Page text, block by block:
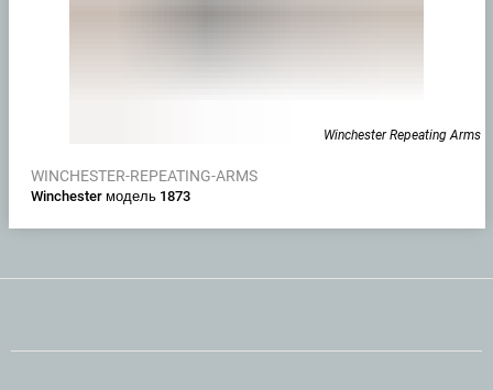
Winchester Repeating Arms
WINCHESTER-REPEATING-ARMS
Winchester модель 1873